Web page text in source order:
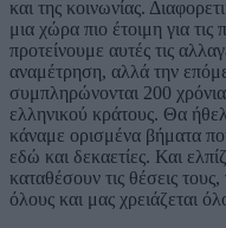
και της κοινωνίας.
μια χώρα πιο έτοιμη για
προτείνουμε αυτές τις
αναμέτρηση, αλλά την
συμπληρώνονται 200
ελληνικού κράτους. Θα
κάναμε ορισμένα βήματα
εδώ και δεκαετίες. Και
καταθέσουν τις θέσεις
όλους και μας χρειάζεται